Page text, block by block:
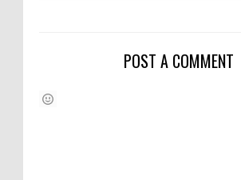
POST A COMMENT